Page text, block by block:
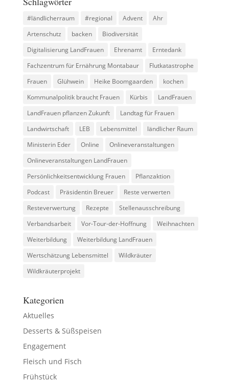
#ländlicherraum #regional Advent
Ahr
Artenschutz
backen
Biodiversität
Digitalisierung LandFrauen
Ehrenamt
Erntedank
Fachzentrum für Ernährung Montabaur
Flutkatastrophe
Frauen
Glühwein Heike Boomgaarden
kochen
Kommunalpolitik braucht Frauen
Kürbis
LandFrauen
LandFrauen pflanzen Zukunft
Landtag für Frauen
Landwirtschaft
LEB Lebensmittel
ländlicher Raum
Ministerin Eder
Online
Onlineveranstaltungen
Onlineveranstaltungen LandFrauen
Persönlichkeitsentwicklung Frauen
Pflanzaktion
Podcast
Präsidentin Breuer
Reste verwerten
Resteverwertung
Rezepte
Stellenausschreibung
Verbandsarbeit
Vor-Tour-der-Hoffnung
Weihnachten
Weiterbildung
Weiterbildung LandFrauen
Wertschätzung Lebensmittel
Wildkräuter
Wildkräuterprojekt
Kategorien
Aktuelles
Desserts & Süßspeisen
Engagement
Fleisch und Fisch
Frühstück